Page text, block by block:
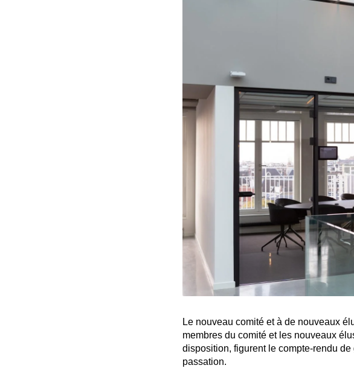
Le nouveau comité et à de nouveaux
membres du comité et les nouveaux
disposition, figurent le compte-rendu
passation.